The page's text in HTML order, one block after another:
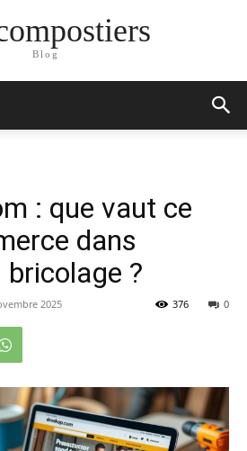
Blog
: que vaut ce
dans
bricolage ?
2025 0
376